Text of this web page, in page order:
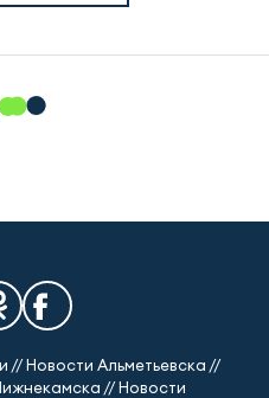
// Новости Альметьевска //
// Новости